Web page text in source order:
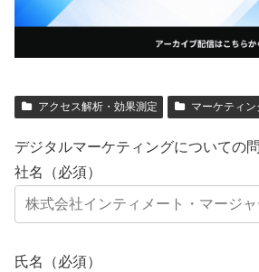
アクセス解析・効果測定 マーケティ
デジタルマーケティングについての
社名（必須）
氏名（必須）